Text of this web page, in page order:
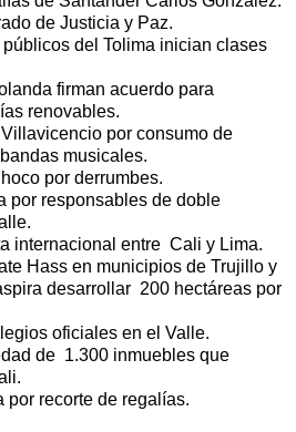
de Justicia y Paz.
del Tolima inician clases
firman acuerdo para
renovables.
por consumo de
musicales.
por derrumbes.
por responsables de doble
internacional entre Cali y Lima.
Hass en municipios de Trujillo y
desarrollar 200 hectáreas por
oficiales en el Valle.
de 1.300 inmuebles que
por recorte de regalías.